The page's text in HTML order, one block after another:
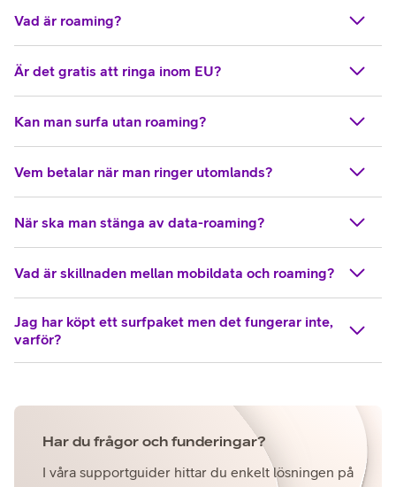
Vad är roaming?
Är det gratis att ringa inom EU?
Kan man surfa utan roaming?
Vem betalar när man ringer utomlands?
När ska man stänga av data-roaming?
Vad är skillnaden mellan mobildata och roaming?
Jag har köpt ett surfpaket men det fungerar inte,
varför?
Har du frågor och funderingar?
I våra supportguider hittar du enkelt lösningen på